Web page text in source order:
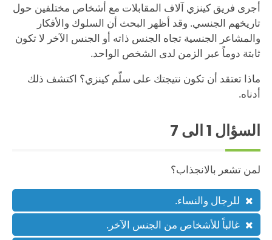
أجرى فريق كينزي آلاف المقابلات مع أشخاص مختلفين حول
تاريخهم الجنسي. وقد أظهر البحث أن السلوك والأفكار
والمشاعر الجنسية تجاه الجنس ذاته أو الجنس الآخر لا تكون
ثابتة دوماً عبر الزمن لدى الشخص الواحد.
ماذا تعتقد أن تكون نتيجتك على سلّم كينزي؟ اكتشف ذلك
أدناه.
السؤال 1الى 7
لمن تشعر بالانجذاب؟
للرجال والنساء.
غالباً للأشخاص من الجنس الآخر.